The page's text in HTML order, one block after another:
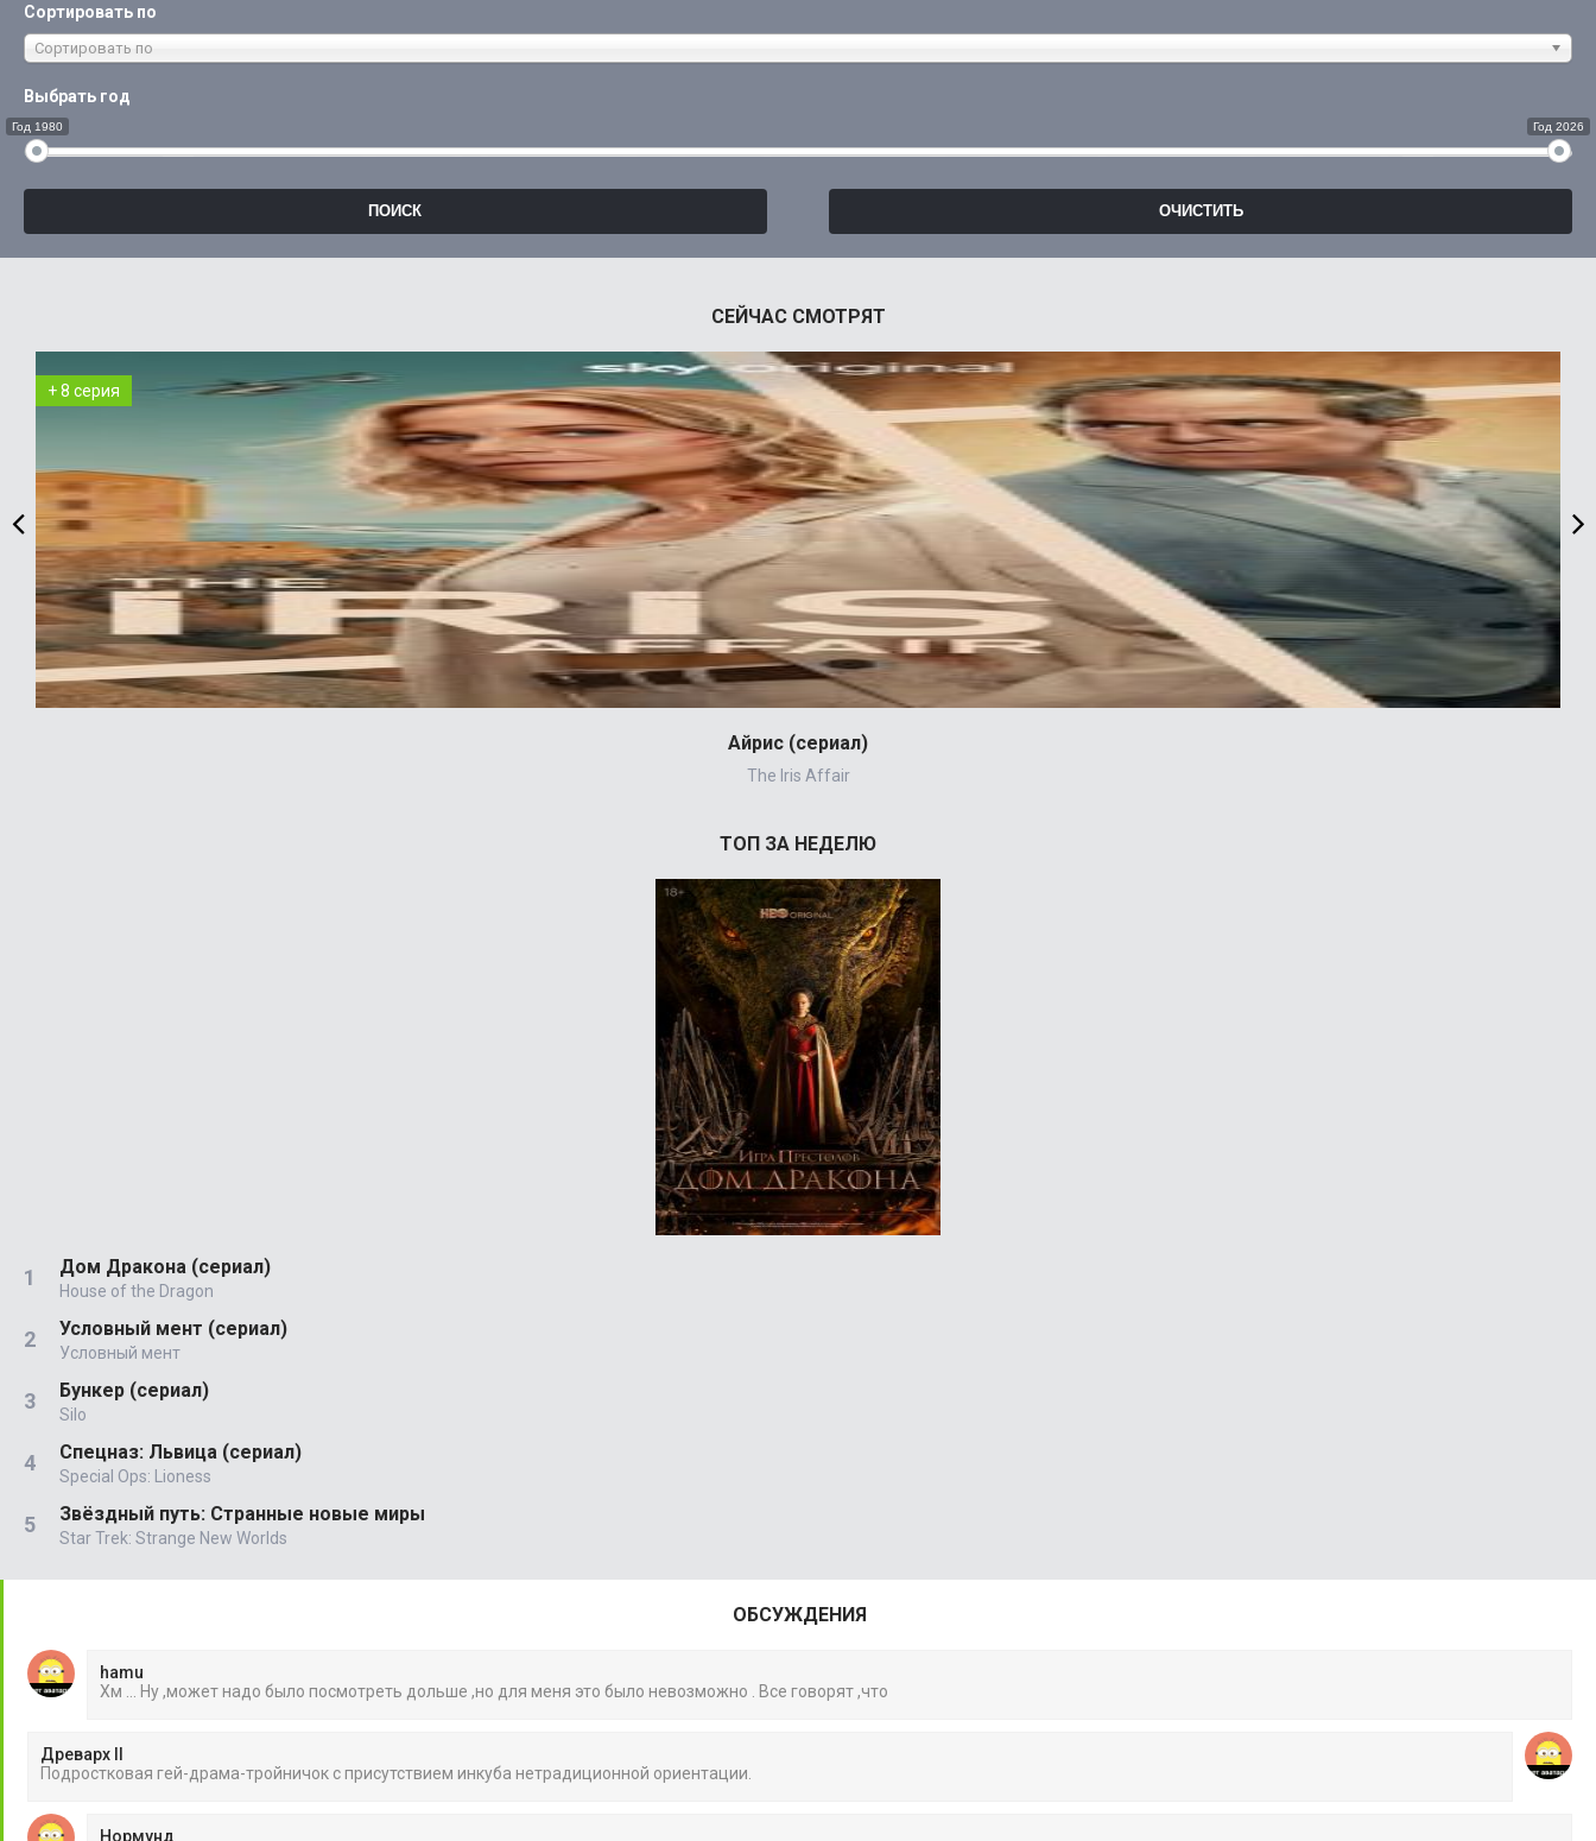
Сортировать по
Сортировать по
Выбрать год
Год 1980 Год 2026
СЕЙЧАС СМОТРЯТ
+ 8 серия
Айрис (сериал)
The Iris Affair
ТОП ЗА НЕДЕЛЮ
Дом Дракона (сериал)
House of the Dragon
Условный мент (сериал)
Условный мент
Бункер (сериал)
Silo
Спецназ: Львица (сериал)
Special Ops: Lioness
Звёздный путь: Странные новые миры
Star Trek: Strange New Worlds
ОБСУЖДЕНИЯ
hamu
Хм ... Ну ,может надо было посмотреть дольше ,но для меня это было невозможно . Все говорят ,что
Древарх II
Подростковая гей-драма-тройничок с присутствием инкуба нетрадиционной ориентации.
Нормунд